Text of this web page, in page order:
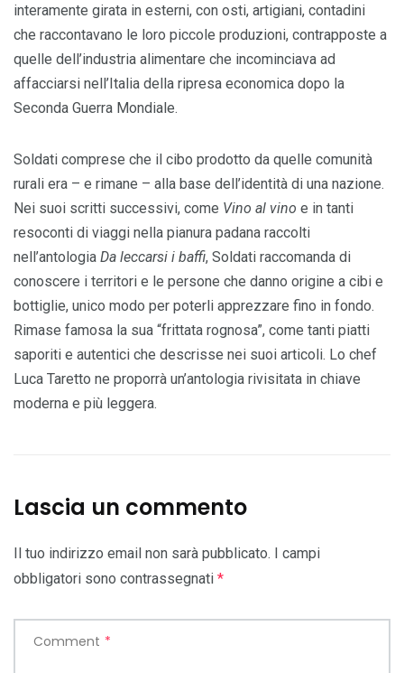
interamente girata in esterni, con osti, artigiani, contadini
che raccontavano le loro piccole produzioni, contrapposte a
quelle dell’industria alimentare che incominciava ad
affacciarsi nell’Italia della ripresa economica dopo la
Seconda Guerra Mondiale.
Soldati comprese che il cibo prodotto da quelle comunità
rurali era – e rimane – alla base dell’identità di una nazione.
Nei suoi scritti successivi, come Vino al vino e in tanti
resoconti di viaggi nella pianura padana raccolti
nell’antologia Da leccarsi i baffi, Soldati raccomanda di
conoscere i territori e le persone che danno origine a cibi e
bottiglie, unico modo per poterli apprezzare fino in fondo.
Rimase famosa la sua “frittata rognosa”, come tanti piatti
saporiti e autentici che descrisse nei suoi articoli. Lo chef
Luca Taretto ne proporrà un’antologia rivisitata in chiave
moderna e più leggera.
Lascia un commento
Il tuo indirizzo email non sarà pubblicato. I campi
obbligatori sono contrassegnati *
Comment *